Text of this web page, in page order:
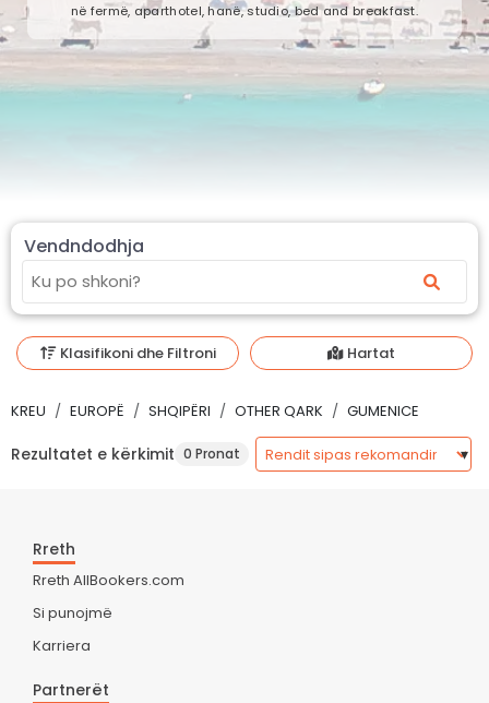
në fermë, aparthotel, hanë, studio, bed and breakfast.
Vendndodhja
Klasifikoni dhe Filtroni Hartat
KREU EUROPË SHQIPËRI OTHER QARK GUMENICE
Rezultatet e kërkimit 0 Pronat
Rreth
Rreth AllBookers.com
Si punojmë
Karriera
Partnerët